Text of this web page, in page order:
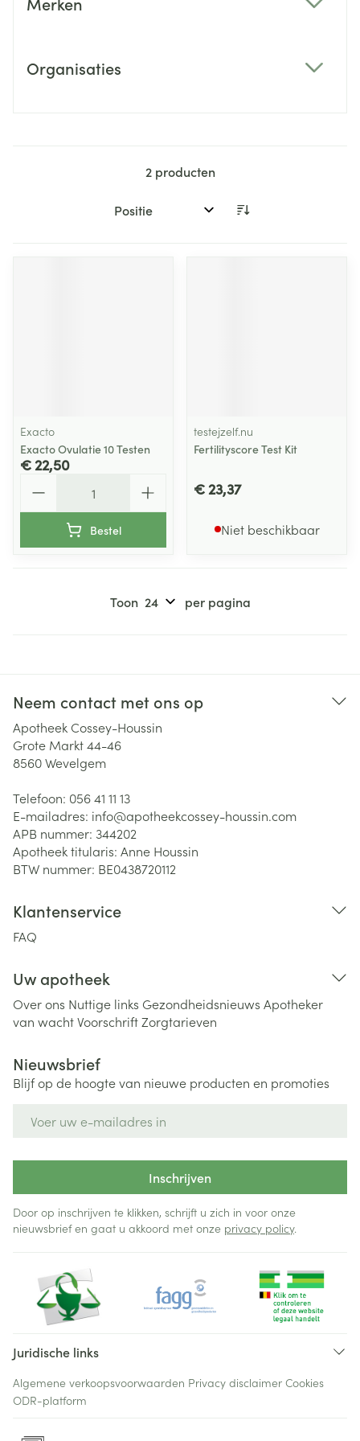
Organisaties
2producten
Sorteer op:
Exacto
Exacto Ovulatie 10 Testen
€ 22,50
Bestel
testejzelf.nu
Fertilityscore Test Kit
€ 23,37
Niet beschikbaar
Toon per pagina
Neem contact met ons op
Apotheek Cossey-Houssin
Grote Markt 44-46
8560Wevelgem
Telefoon: 056 41 11 13
E-mailadres: info@apotheekcossey-houssin.com
APB nummer: 344202
Apotheek titularis: Anne Houssin
BTW nummer: BE0438720112
Klantenservice
FAQ
Uw apotheek
Over ons Nuttige links Gezondheidsnieuws Apotheker
van wachtVoorschriftZorgtarieven
Nieuwsbrief
Blijf op de hoogte van nieuwe producten en promoties
Inschrijven
Door op inschrijven te klikken, schrijft u zich in voor onze
nieuwsbrief en gaat u akkoord met onze privacy policy.
Juridische links
Algemene verkoopsvoorwaarden Privacy disclaimer Cookies
ODR-platform